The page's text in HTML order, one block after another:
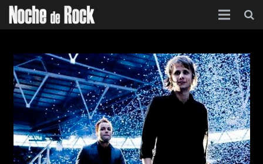
Categorías
Agenda
Foro
Contacto